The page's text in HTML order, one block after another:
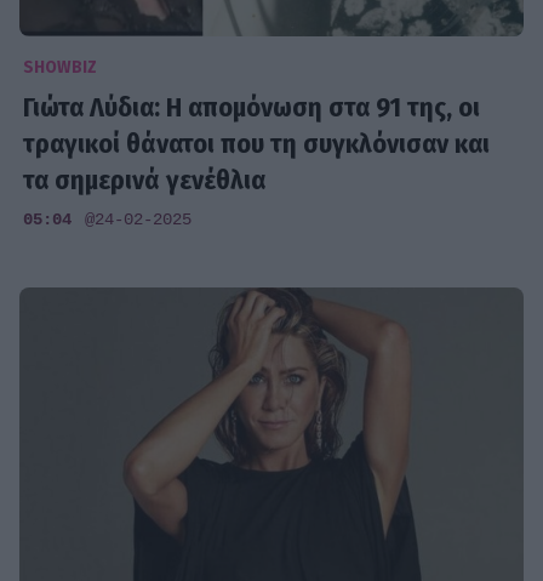
SHOWBIZ
Γιώτα Λύδια: Η απομόνωση στα 91 της, οι
τραγικοί θάνατοι που τη συγκλόνισαν και
τα σημερινά γενέθλια
05:04 @24-02-2025